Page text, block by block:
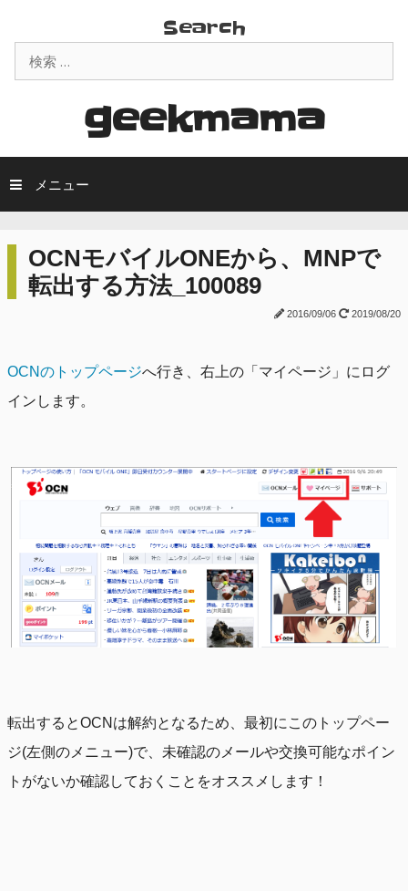
ッ
Search
索:
geekmama
メニュー
OCNモバイルONEから、MNPで
転出する方法_100089
2016/09/06 2019/08/20
OCNのトップページへ行き、右上の「マイページ」にログ
インします。
転出するとOCNは解約となるため、最初にこのトップペー
ジ(左側のメニュー)で、未確認のメールや交換可能なポイン
トがないか確認しておくことをオススメします！